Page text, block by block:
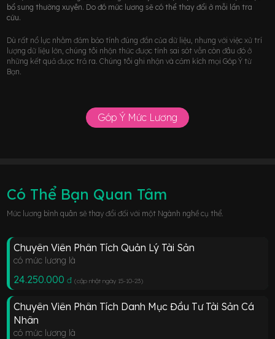
bổ sung thường xuyên. Do đó mức lương sẽ có thể thay đổi ở mỗi lần tra
cứu.
Dù rất nổ lực nhằm đảm bảo tính đúng đắn của dữ liệu, nhưng với việc xử trí
lượng dữ liệu lớn, chúng tôi nhận thức được tính sai sót vẫn còn đâu đó ở
những kết quả được trả ra. Chúng tôi ghi nhận và cảm kích mọi Góp Ý từ
Bạn.
Góp Ý Mức Lương
Có Thể Bạn Quan Tâm
Mức lương bình quân sẽ thay đổi đối với một Ngành nghề cụ thể.
Chuyên Viên Phân Tích Quản Lý Tài Sản
có mức lương là
24.250.000 đ (cập nhật ngày 15-10-23)
Chuyên Viên Phân Tích Danh Mục Đầu Tư Tài Sản Cá
Nhân
có mức lương là